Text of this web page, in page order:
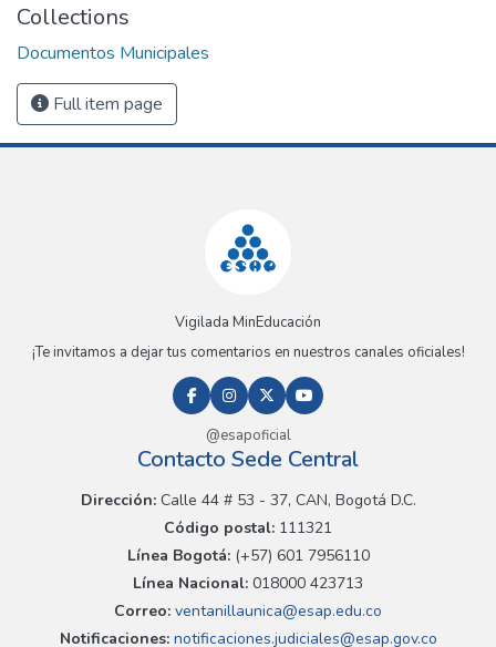
Collections
Documentos Municipales
Full item page
Vigilada MinEducación
¡Te invitamos a dejar tus comentarios en nuestros canales oficiales!
@esapoficial
Contacto Sede Central
Dirección:Calle 44 # 53 - 37, CAN, Bogotá D.C.
Código postal: 111321
Línea Bogotá:(+57) 601 7956110
Línea Nacional: 018000 423713
Correo: ventanillaunica@esap.edu.co
Notificaciones:notificaciones.judiciales@esap.gov.co